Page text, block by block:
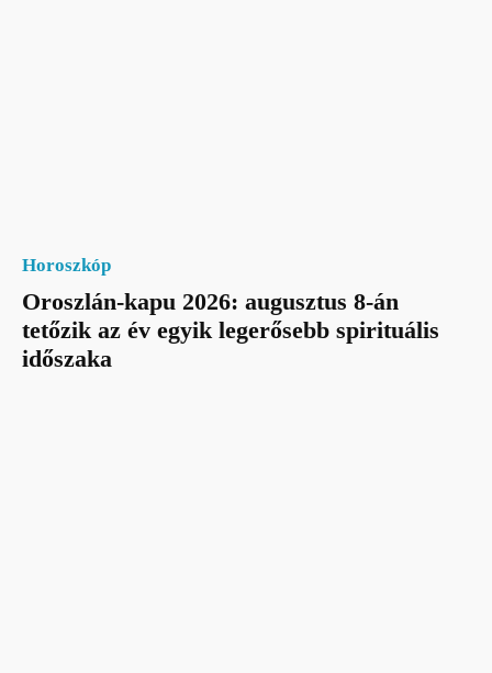
Horoszkóp
Oroszlán-kapu 2026: augusztus 8-án
tetőzik az év egyik legerősebb spirituális
időszaka